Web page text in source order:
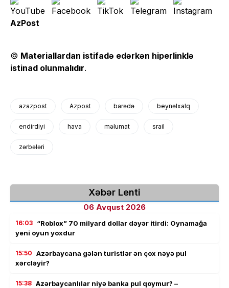
AzPost
© Materiallardan istifadə edərkən hiperlinklə
istinad olunmalıdır.
azazpost Azpost barədə beynəlxalq
endirdiyi hava məlumat srail
zərbələri
Xəbər Lenti
06 Avqust 2026
16:03 “Roblox” 70 milyard dollar dəyər itirdi: Oynamağa
yeni oyun yoxdur
15:50 Azərbaycana gələn turistlər ən çox nəyə pul
xərcləyir?
15:38 Azərbaycanlılar niyə banka pul qoymur? –